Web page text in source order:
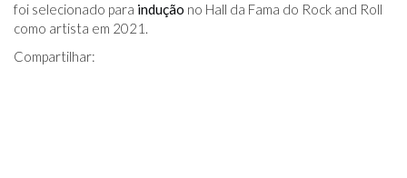
foi selecionado para indução no Hall da Fama do Rock and Roll
como artista em 2021.
Compartilhar: